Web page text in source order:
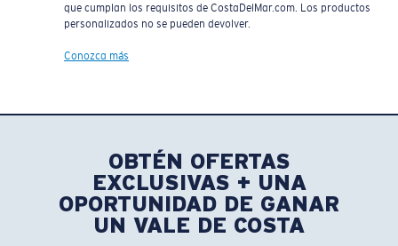
que cumplan los requisitos de CostaDelMar.com. Los productos
personalizados no se pueden devolver.
Conozca más
OBTÉN OFERTAS
EXCLUSIVAS + UNA
OPORTUNIDAD DE GANAR
UN VALE DE COSTA